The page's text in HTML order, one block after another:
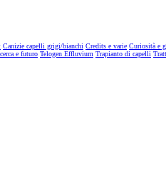
Canizie capelli grigi/bianchi Credits e varie Curiosità e
e futuro Telogen Effluvium Trapianto di capelli